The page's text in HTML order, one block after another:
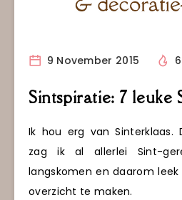
9 November 2015
Sintspiratie: 7 leuke
Ik hou erg van Sinterklaas.
zag ik al allerlei Sint-
langskomen en daarom
overzicht te maken.